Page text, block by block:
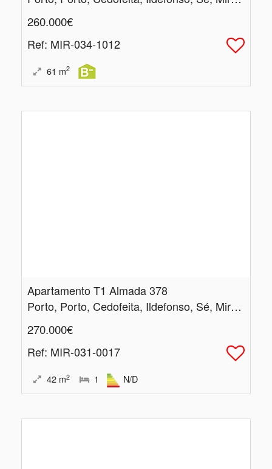
260.000€
Ref: MIR-034-1012
61 m2
Apartamento T1 Almada 378
Porto, Porto, Cedofeita, Ildefonso, Sé, Miragaia, Nicolau, Vitória
270.000€
Ref: MIR-031-0017
42 m2 1 N/D